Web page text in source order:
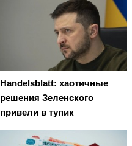
Handelsblatt: хаотичные
решения Зеленского
привели в тупик